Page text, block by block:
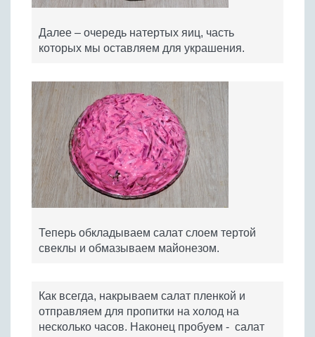
Далее – очередь натертых яиц, часть
которых мы оставляем для украшения.
Теперь обкладываем салат слоем тертой
свеклы и обмазываем майонезом.
Как всегда, накрываем салат пленкой и
отправляем для пропитки на холод на
несколько часов. Наконец пробуем - салат